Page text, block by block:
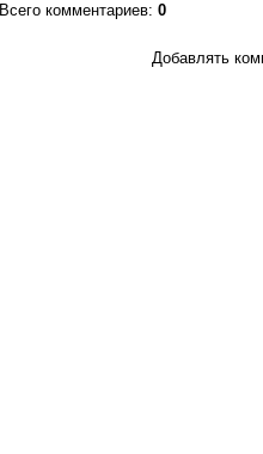
Всего комментариев:0
Добавлять